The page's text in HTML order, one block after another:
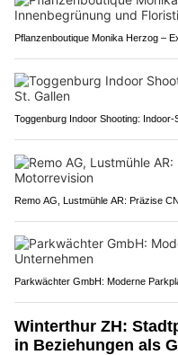
Pflanzenboutique Monika Herzog –
Toggenburg Indoor Shooting:
Remo AG, Lustmühle AR: Präzise
Parkwächter GmbH: Moderne
Winterthur ZH:
in Beziehungen als